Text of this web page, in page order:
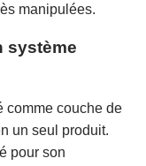
manipulées.
système
comme couche de
un seul produit.
pour son